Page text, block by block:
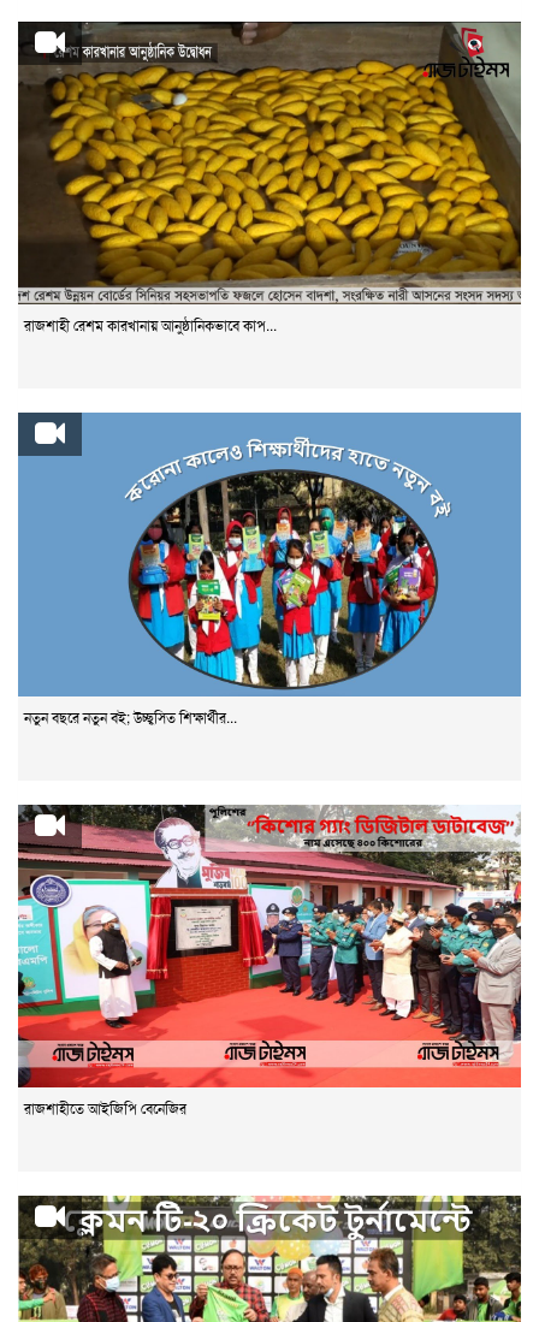
রাজশাহী রেশম কারখানায় আনুষ্ঠানিকভাবে কাপ...
নতুন বছরে নতুন বই; উচ্ছ্বসিত শিক্ষার্থীর...
রাজশাহীতে আইজিপি বেনেজির